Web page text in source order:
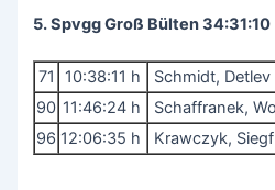
5. Spvgg Groß Bülten 34:31:10
71 10:38:11 h Schmidt, Detlev
90 11:46:24 h Schaffranek,
96 12:06:35 h Krawczyk,